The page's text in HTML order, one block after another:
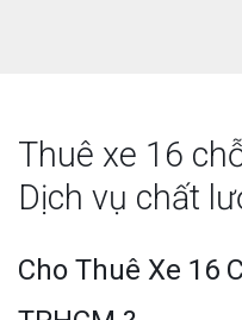
Thuê xe 16
Dịch vụ chất
Cho Thuê Xe 16